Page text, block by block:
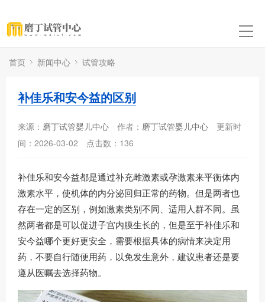
首页 新闻中心 试管攻略
补佳乐和安今益的区别
来源： 磨丁试管婴儿中心 作者： 磨丁试管婴儿中心
更新时
间：2026-03-02
点击数： 136
补佳乐和安今益都是通过补充雌激素或孕激素来平衡体内
激素水平，使机体的内分泌回归正常的药物。但是两者也
存在一定的区别，例如激素类别不同、适用人群不同。虽
然两者都是可以促进子宫内膜生长的，但是至于补佳乐和
安今益哪个更好更安全，需要根据具体的病情来决定用
药，不要自行随便用药，以免发生意外，建议患者还是要
遵从医嘱去选择药物。